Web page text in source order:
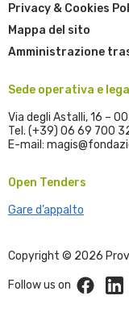
Privacy & Cookies
Mappa del sito
Amministrazione
Sede operativa e
Via degli Astalli, 16 –
Tel. (+39) 06 69 700
E-mail:
Open Tenders
Gare d’appalto
Copyright © 2026
Follow us on Facebook